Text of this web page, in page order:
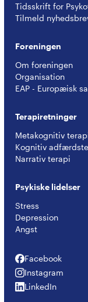
Tidsskrift for
Tilmeld
Foreningen
Om foreningen
Organisation
EAP - Europæisk
Terapiretninger
Metakognitiv
Kognitiv
Narrativ terapi
Psykiske lidelser
Stress
Depression
Angst
Facebook
Facebook
Instagram
Instagram
LinkedIn
LinkedIn